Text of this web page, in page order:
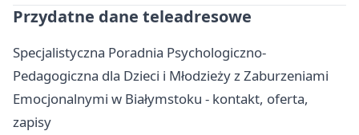
Przydatne dane teleadresowe
Specjalistyczna Poradnia Psychologiczno-
Pedagogiczna dla Dzieci i Młodzieży z Zaburzeniami
Emocjonalnymi w Białymstoku - kontakt, oferta,
zapisy